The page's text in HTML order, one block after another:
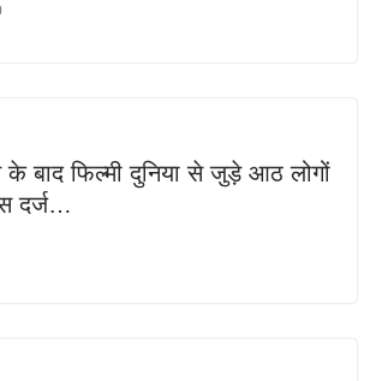
के बाद फिल्मी दुनिया से जुड़े आठ लोगों
दर्ज…